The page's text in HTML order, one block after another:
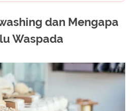
dan Mengapa
Waspada